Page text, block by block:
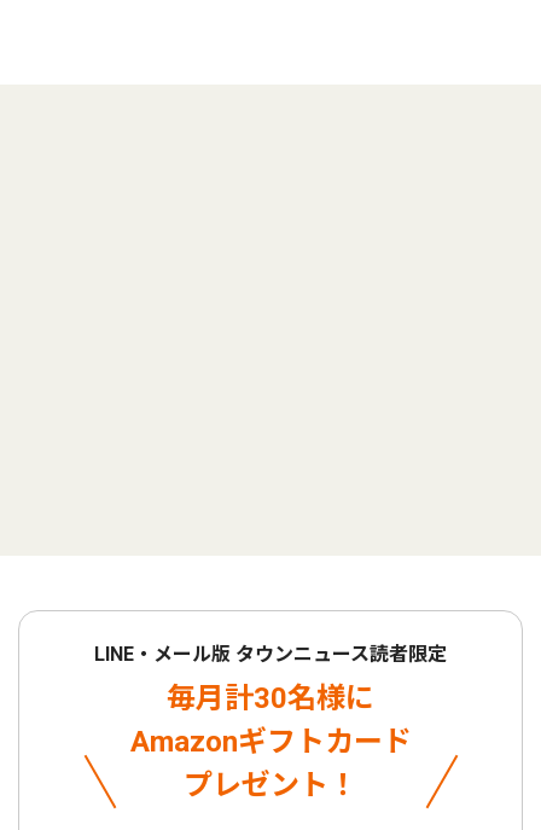
LINE・メール版 タウンニュース読者限定
毎月計30名様に
Amazonギフトカード
プレゼント！